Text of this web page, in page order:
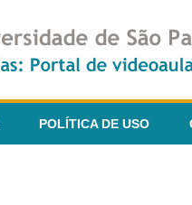
POLÍTICA DE USO